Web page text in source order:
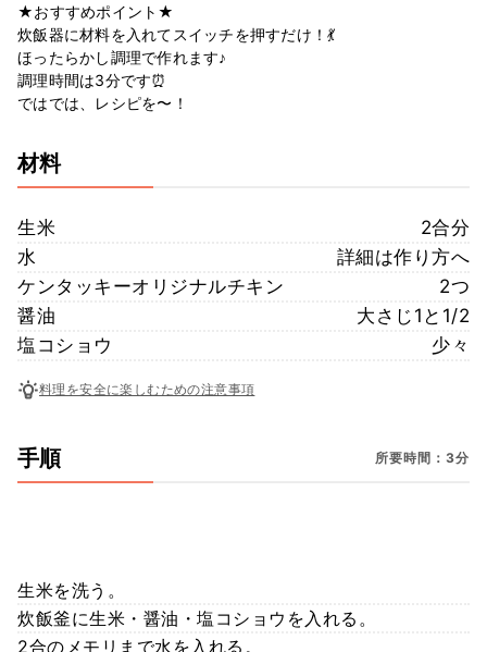
★おすすめポイント★
炊飯器に材料を入れてスイッチを押すだけ！💃
ほったらかし調理で作れます♪
調理時間は3分です⏰
ではでは、レシピを〜！
材料
生米
2合分
水
詳細は作り方へ
ケンタッキーオリジナルチキン
2つ
醤油
大さじ1と1/2
塩コショウ
少々
料理を安全に楽しむための注意事項
手順 所要時間：3分
生米を洗う。
炊飯釜に生米・醤油・塩コショウを入れる。
2合のメモリまで水を入れる。